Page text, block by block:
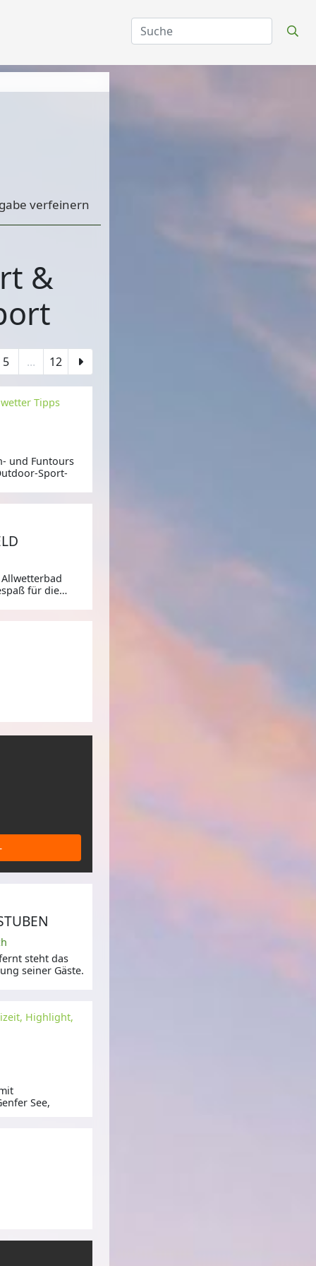
verfeinern
&
5 ... 12
Tipps
und Funtours
Sport-
für die
steht das
seiner Gäste.
Highlight,
See,